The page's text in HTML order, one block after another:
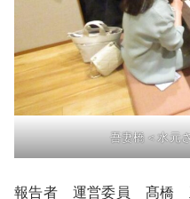
吾妻橋＜水元
報告者 運営委員 髙